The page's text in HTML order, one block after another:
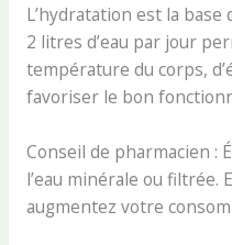
L’hydratation est la
2 litres d’eau par jour
température du corps,
favoriser le bon
Conseil de pharmacien :
l’eau minérale ou filtrée.
augmentez votre